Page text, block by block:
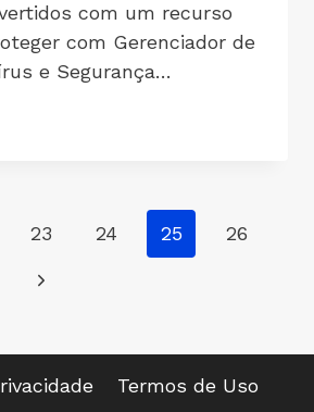
com um recurso
com Gerenciador de
e Segurança…
23 24 25 26
Termos de Uso